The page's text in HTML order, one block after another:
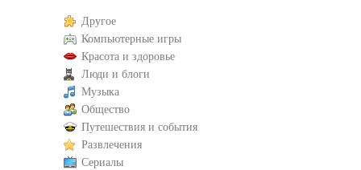
Другое
Компьютерные игры
Красота и здоровье
Люди и блоги
Музыка
Общество
Путешествия и события
Развлечения
Сериалы